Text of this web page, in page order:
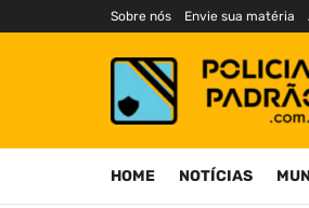
Sobre nós Envie sua matéria
HOME NOTÍCIAS